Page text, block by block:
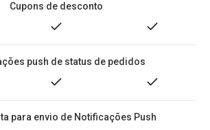
Cupons de desconto
push de status de pedidos
para envio de Notificações Push